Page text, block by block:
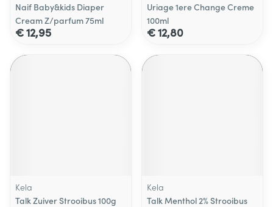
Naif Baby&kids Diaper
Cream Z/parfum 75ml
€ 12,95
Uriage 1ere Change Creme
100ml
€ 12,80
Kela
Talk Zuiver Strooibus 100g
Kela
Talk Menthol 2% Strooibus